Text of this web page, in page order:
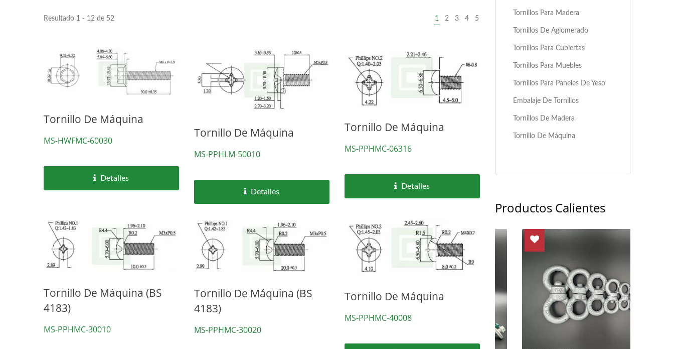
Resultado 1 - 12 de 52 1 2 3 4 5
Tornillo De Máquina
MS-HWFMC-60030
Detalles
Tornillo De Máquina
MS-PPHLM-50010
Detalles
Tornillo De Máquina
MS-PPHMC-06316
Detalles
Tornillo De Máquina (BS
4183)
MS-PPHMC-30010
Tornillo De Máquina (BS
4183)
MS-PPHMC-30020
Tornillo De Máquina
MS-PPHMC-40008
Tornillos Para Madera
Tornillos De Aglomerado
Tornillos Para Cubiertas
Tornillos Para Muebles
Tornillos Para Paneles De Yeso
Embalaje De Tornillos
Tornillos De Madera
Tornillo De Máquina
Productos Calientes